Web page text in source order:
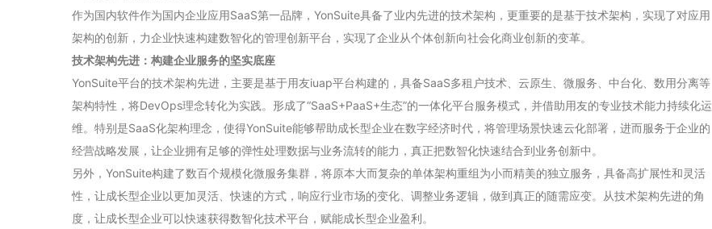
作为国内软件作为国内企业应用SaaS第一品牌，YonSuite具备了业内先进的技术架构，更重要的是基于技术架构，实现了对应用
架构的创新，力企业快速构建数智化的管理创新平台，实现了企业从个体创新向社会化商业创新的变革。
技术架构先进： 构建企业服务的坚实底座
YonSuite平台的技术架构先进，主要是基于用友iuap平台构建的，具备SaaS多租户技术、云原生、微服务、中台化、数用分离等
架构特性，将DevOps理念转化为实践。形成了“SaaS+PaaS+生态”的一体化平台服务模式，并借助用友的专业技术能力持续化运
维。特别是SaaS化架构理念，使得YonSuite能够帮助成长型企业在数字经济时代，将管理场景快速云化部署，进而服务于企业的
经营战略发展，让企业拥有足够的弹性处理数据与业务流转的能力，真正把数智化快速结合到业务创新中。
另外，YonSuite构建了数百个规模化微服务集群，将原本大而复杂的单体架构重组为小而精美的独立服务，具备高扩展性和灵活
性，让成长型企业以更加灵活、快速的方式，响应行业市场的变化、调整业务逻辑，做到真正的随需应变。从技术架构先进的角
度，让成长型企业可以快速获得数智化技术平台，赋能成长型企业盈利。